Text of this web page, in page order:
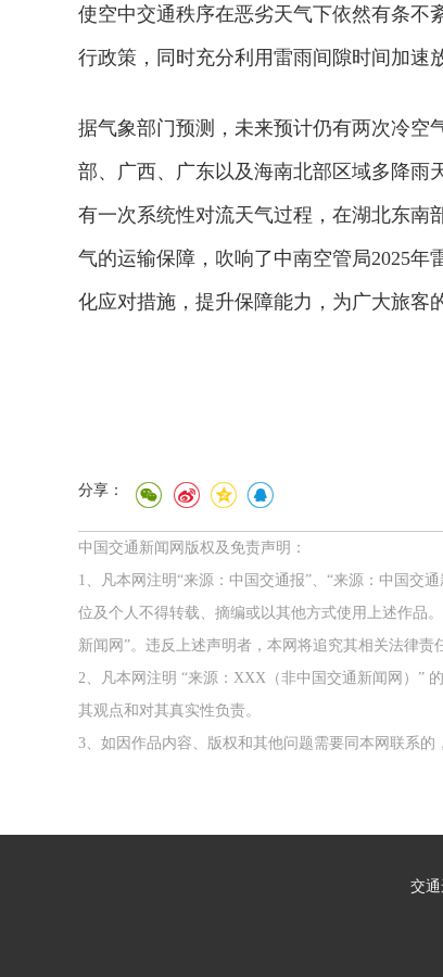
使空中交通秩序在恶劣天气下依然有条不
行政策，同时充分利用雷雨间隙时间加速
据气象部门预测，未来预计仍有两次冷
部、广西、广东以及海南北部区域多降
有一次系统性对流天气过程，在湖北东南
气的运输保障，吹响了中南空管局2025
化应对措施，提升保障能力，为广大旅客
分享：
中国交通新闻网版权及免责声明：
1、凡本网注明“来源：中国交通报”、“来源：中国交
位及个人不得转载、摘编或以其他方式使用上述作品
新闻网”。违反上述声明者，本网将追究其相关法律责
2、凡本网注明 “来源：XXX（非中国交通新闻网）”
其观点和对其真实性负责。
3、如因作品内容、版权和其他问题需要同本网联系的
交